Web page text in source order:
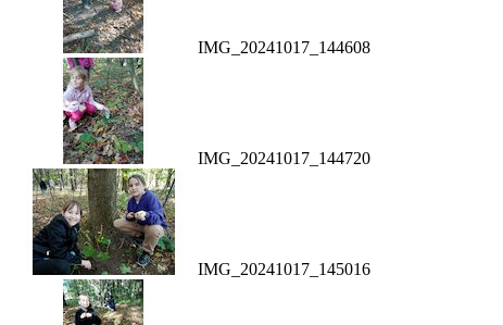
IMG_20241017_144608
IMG_20241017_144720
IMG_20241017_145016